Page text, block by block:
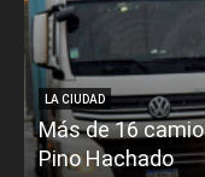
LA CIUDAD
Más de 16
Pino Hachado